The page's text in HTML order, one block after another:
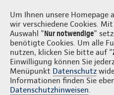
Um Ihnen unsere Homepage
wir verschiedene Cookies.
Auswahl "Nur notwendige"
benötigte Cookies. Um alle
nutzen, klicken Sie bitte auf "
Einwilligung können Sie
Menüpunkt Datenschutz
Informationen finden Sie
Datenschutzhinweisen.
Werner Ronald Schnabel
Gute Gründe Tarife & Leistungen